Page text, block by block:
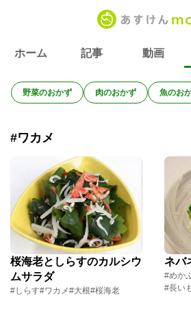
ホーム 記事 動画
野菜のおかず 肉のおかず 魚のお
#ワカメ
桜海老としらすのカルシウ
ムサラダ
#しらす#ワカメ#大根#桜海老
ネバ
#めか
#長い